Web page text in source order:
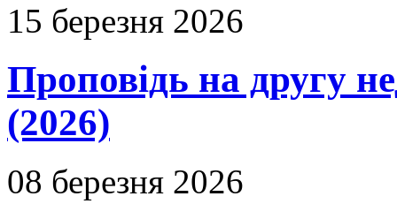
15 березня 2026
Проповідь на другу
(2026)
08 березня 2026